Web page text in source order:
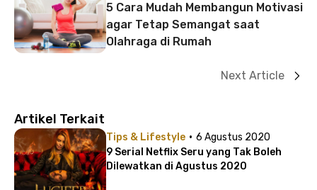
5 Cara Mudah Membangun Motivasi
agar Tetap Semangat saat
Olahraga di Rumah
Next Article
Artikel Terkait
Tips & Lifestyle · 6 Agustus 2020
9 Serial Netflix Seru yang Tak Boleh
Dilewatkan di Agustus 2020